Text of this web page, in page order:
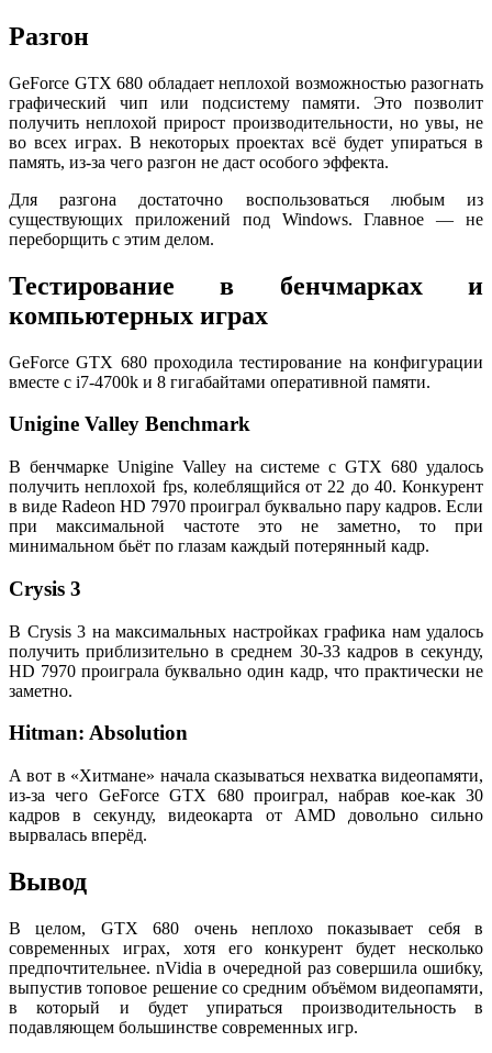
Разгон
GeForce GTX 680 обладает неплохой возможностью разогнать
графический чип или подсистему памяти. Это позволит
получить неплохой прирост производительности, но увы, не
во всех играх. В некоторых проектах всё будет упираться в
память, из-за чего разгон не даст особого эффекта.
Для разгона достаточно воспользоваться любым из
существующих приложений под Windows. Главное — не
переборщить с этим делом.
Тестирование в бенчмарках и
компьютерных играх
GeForce GTX 680 проходила тестирование на конфигурации
вместе с i7-4700k и 8 гигабайтами оперативной памяти.
Unigine Valley Benchmark
В бенчмарке Unigine Valley на системе с GTX 680 удалось
получить неплохой fps, колеблящийся от 22 до 40. Конкурент
в виде Radeon HD 7970 проиграл буквально пару кадров. Если
при максимальной частоте это не заметно, то при
минимальном бьёт по глазам каждый потерянный кадр.
Crysis 3
В Crysis 3 на максимальных настройках графика нам удалось
получить приблизительно в среднем 30-33 кадров в секунду,
HD 7970 проиграла буквально один кадр, что практически не
заметно.
Hitman: Absolution
А вот в «Хитмане» начала сказываться нехватка видеопамяти,
из-за чего GeForce GTX 680 проиграл, набрав кое-как 30
кадров в секунду, видеокарта от AMD довольно сильно
вырвалась вперёд.
Вывод
В целом, GTX 680 очень неплохо показывает себя в
современных играх, хотя его конкурент будет несколько
предпочтительнее. nVidia в очередной раз совершила ошибку,
выпустив топовое решение со средним объёмом видеопамяти,
в который и будет упираться производительность в
подавляющем большинстве современных игр.